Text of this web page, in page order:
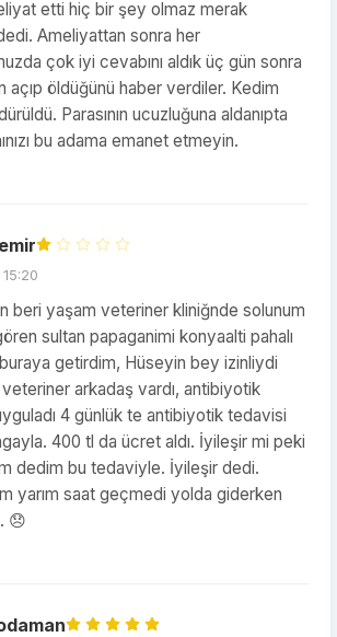
etti hiç bir şey olmaz merak
Ameliyattan sonra her
çok iyi cevabını aldık üç gün sonra
açıp öldüğünü haber verdiler. Kedim
Parasının ucuzluğuna aldanıpta
bu adama emanet etmeyin.
15:20
beri yaşam veteriner kliniğnde solunum
sultan papaganimi konyaalti pahalı
getirdim, Hüseyin bey izinliydi
arkadaş vardı, antibiyotik
4 günlük te antibiyotik tedavisi
400 tl da ücret aldı. İyileşir mi peki
dedim bu tedaviyle. İyileşir dedi.
yarım saat geçmedi yolda giderken
😞